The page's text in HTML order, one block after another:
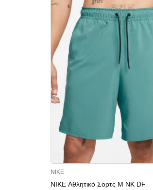
NIKE
NIKE Αθλητικό Σορτς M NK DF